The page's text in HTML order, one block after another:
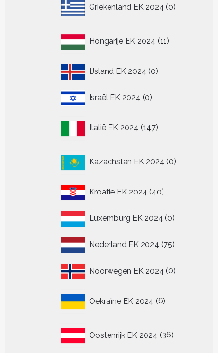
Griekenland EK 2024 0
producten
Hongarije EK 2024 11
producten
IJsland EK 2024 00
Israël EK 2024 00
Italië EK 2024 147
producten
Kazachstan EK 2024 0
producten
Kroatië EK 2024 4040
Luxemburg EK 2024 00
Nederland EK 2024 7575
Noorwegen EK 2024 00
Oekraïne EK 2024 6
producten
Oostenrijk EK 2024 36
producten